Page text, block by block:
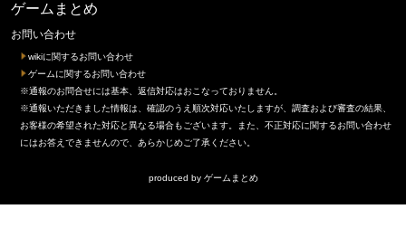
ゲームまとめ
お問い合わせ
wikiに関するお問い合わせ
ゲームに関するお問い合わせ
※通報のお問合せには基本、返信対応はおこなっておりません。
※通報いただきました情報は、確認のうえ順次対応いたしますが、調査および審査の結果、
お客様の希望された対応と異なる場合もございます。また、不正対応に関するお問い合わせ
にはお答えできませんので、あらかじめご了承ください。
produced by ゲームまとめ